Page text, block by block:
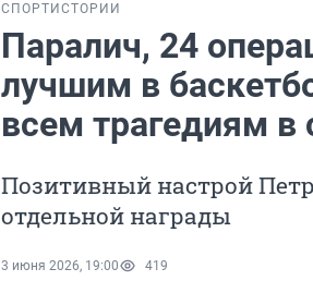
СПОРТ ИСТОРИИ
Паралич, 24
лучшим в
всем трагедиям в
Позитивный настрой
отдельной награды
3 июня 2026, 19:00 419